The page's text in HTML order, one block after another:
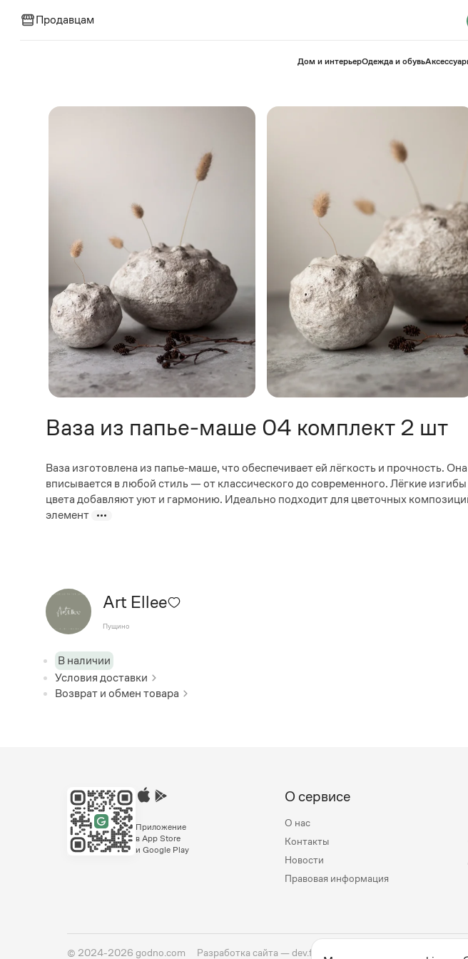
Продавцам
⁠Дом и интерьерОдежда и обувь
Ваза из папье-маше 04 комплект 2 шт
Ваза изготовлена из папье-маше, что обеспечивает ей лёгкость и прочность.
вписывается в любой стиль — от классического до современного. Лёгкие
цвета добавляют уют и гармонию. Идеально подходит для цветочных
элемент
Art Ellee
Пущино
В наличии
Условия доставки
Возврат и обмен товара
Приложение
в App Store
и Google Play
О сервисе
О нас
Контакты
Новости
Правовая информация
© 2024-2026 godno.com Разработка сайта —dev.family